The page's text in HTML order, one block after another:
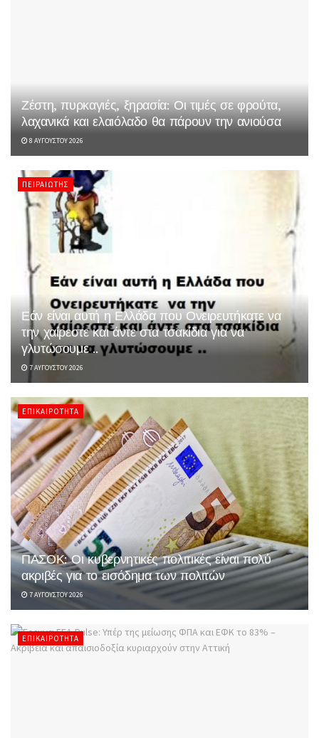
Ζέστη, πυρκαγιές, ξηρασία: Οι τιμές σε φρούτα,
λαχανικά και ελαιόλαδο θα πάρουν την ανιούσα
8 ΑΥΓΟΎΣΤΟΥ 2026
ΠΕΙΡΑΙΏΤΗΣ
Εάν είναι αυτή η Ελλάδα που Ονειρευτήκατε να
την χαίρεστε και άντε στα τσακίδια για να
γλυτώσουμε ..
7 ΑΥΓΟΎΣΤΟΥ 2026
ΕΠΙΚΑΙΡΌΤΗΤΑ
ΠΑΣΟΚ: Οι κυβερνητικές πολιτικές είναι πολύ
ακριβές για το εισόδημα των πολιτών
7 ΑΥΓΟΎΣΤΟΥ 2026
ΕΠΙΚΑΙΡΌΤΗΤΑ